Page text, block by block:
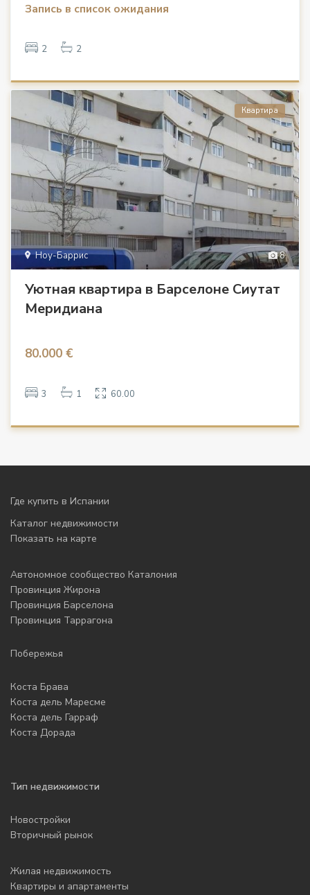
Запись в список ожидания
2 2
8
Ноу-Баррис
Квартира
Уютная квартира в Барселоне Сиутат
Меридиана
80.000 €
3 1 60.00
Где купить в Испании
Каталог недвижимости
Показать на карте
Автономное сообщество Каталония
Провинция Жирона
Провинция Барселона
Провинция Таррагона
Побережья
Коста Брава
Коста дель Маресме
Коста дель Гарраф
Коста Дорада
Тип недвижимости
Новостройки
Вторичный рынок
Жилая недвижимость
Квартиры и апартаменты